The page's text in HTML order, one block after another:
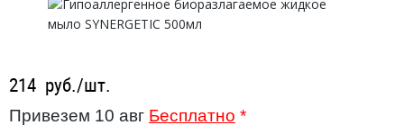
214 руб./шт.
Привезем 10 авг Бесплатно *